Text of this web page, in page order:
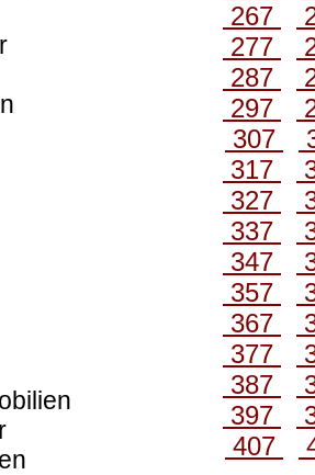
267
277
287
297
307
317
327
337
347
357
367
377
387
397
407